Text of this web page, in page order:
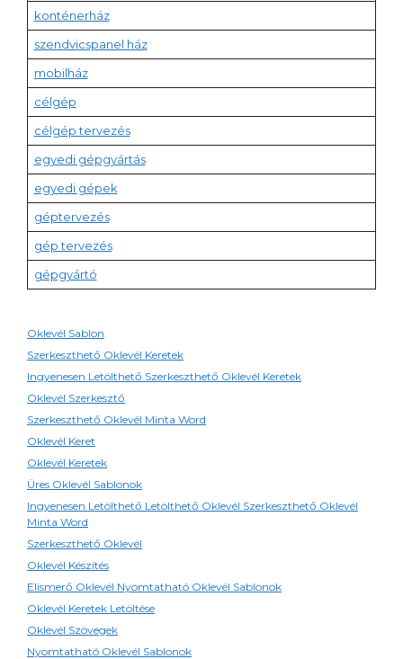
konténerház
szendvicspanel ház
mobilház
célgép
célgép tervezés
egyedi gépgyártás
egyedi gépek
géptervezés
gép tervezés
gépgyártó
Oklevél Sablon
Szerkeszthető Oklevél Keretek
Ingyenesen Letölthető Szerkeszthető Oklevél Keretek
Oklevél Szerkesztő
Szerkeszthető Oklevél Minta Word
Oklevél Keret
Oklevél Keretek
Üres Oklevél Sablonok
Ingyenesen Letölthető Letölthető Oklevél Szerkeszthető Oklevél
Minta Word
Szerkeszthető Oklevél
Oklevél Készítés
Elismerő Oklevél Nyomtatható Oklevél Sablonok
Oklevél Keretek Letöltése
Oklevél Szövegek
Nyomtatható Oklevél Sablonok